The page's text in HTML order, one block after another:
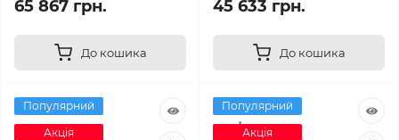
65 867 грн.
До кошика
45 633 грн.
До кошика
Популярний
Акція
Популярний
Акція